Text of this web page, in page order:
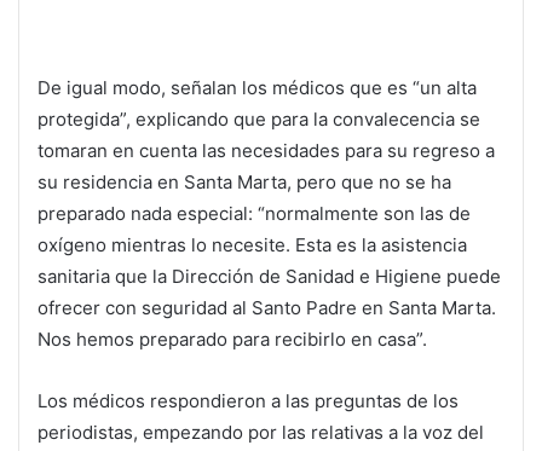
De igual modo, señalan los médicos que es “un alta
protegida”, explicando que para la convalecencia se
tomaran en cuenta las necesidades para su regreso a
su residencia en Santa Marta, pero que no se ha
preparado nada especial: “normalmente son las de
oxígeno mientras lo necesite. Esta es la asistencia
sanitaria que la Dirección de Sanidad e Higiene puede
ofrecer con seguridad al Santo Padre en Santa Marta.
Nos hemos preparado para recibirlo en casa”.
Los médicos respondieron a las preguntas de los
periodistas, empezando por las relativas a la voz del